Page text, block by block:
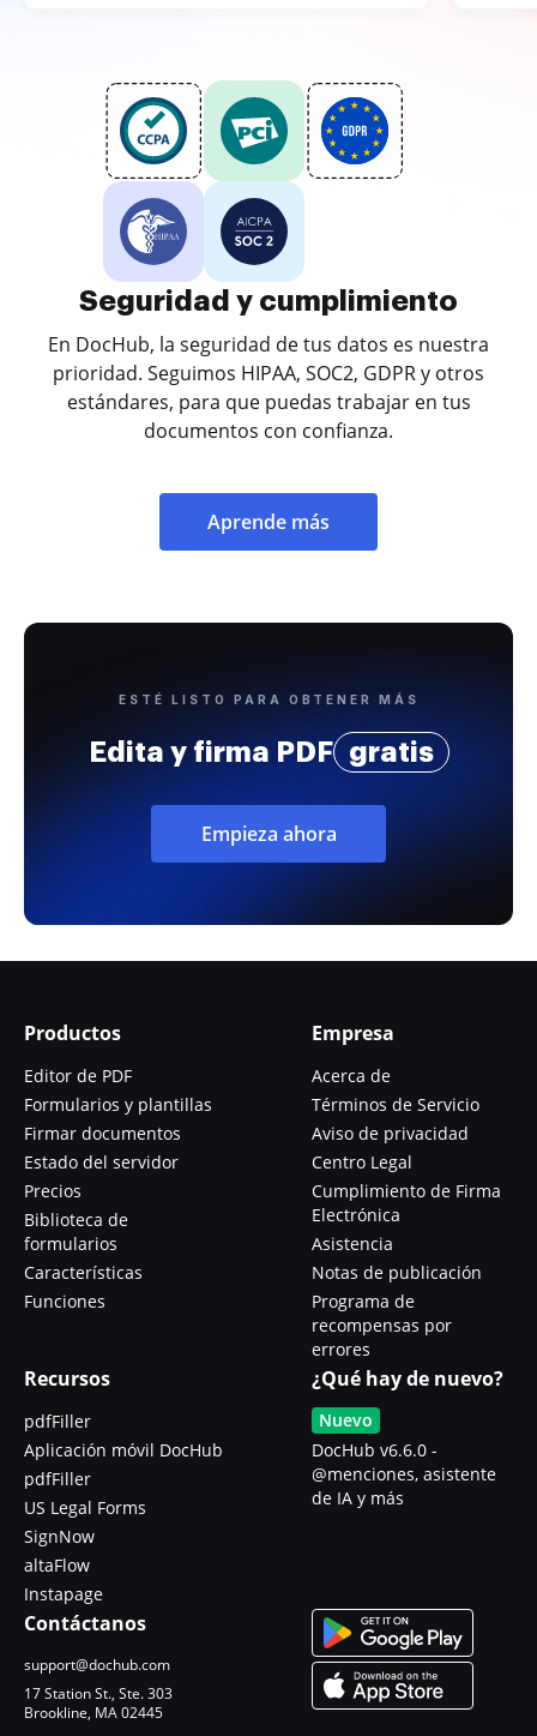
Seguridad y cumplimiento
En DocHub, la seguridad de tus datos es nuestra
prioridad. Seguimos HIPAA, SOC2, GDPR y otros
estándares, para que puedas trabajar en tus
documentos con confianza.
Aprende más
ESTÉ LISTO PARA OBTENER MÁS
Edita y firma PDF gratis
Empieza ahora
Productos
Editor de PDF
Formularios y plantillas
Firmar documentos
Estado del servidor
Precios
Biblioteca de
formularios
Características
Funciones
Empresa
Acerca de
Términos de Servicio
Aviso de privacidad
Centro Legal
Cumplimiento de Firma
Electrónica
Asistencia
Notas de publicación
Programa de
recompensas por
errores
Recursos
pdfFiller
Aplicación móvil DocHub
pdfFiller
US Legal Forms
SignNow
altaFlow
Instapage
¿Qué hay de nuevo?
Nuevo
DocHub v6.6.0 -
@menciones, asistente
de IA y más
Contáctanos
support@dochub.com
17 Station St., Ste. 303
Brookline, MA 02445